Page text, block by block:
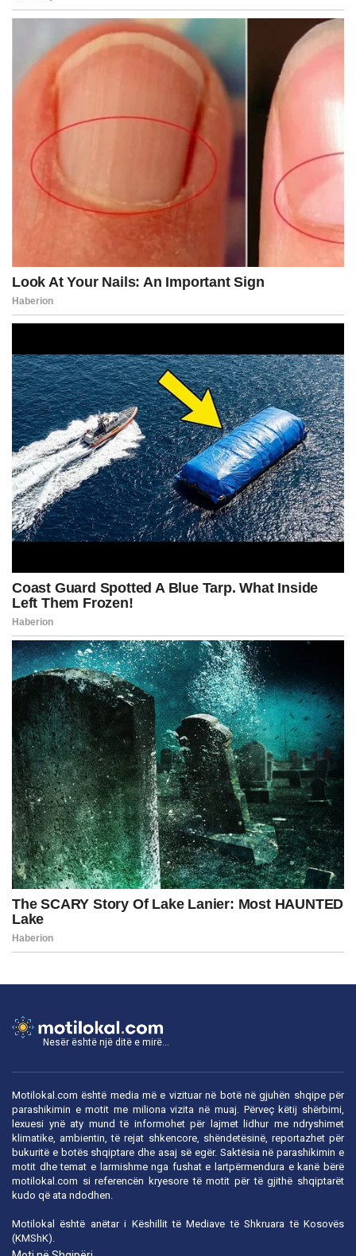
Nesër është një ditë e mirë...
Motilokal.com është media më e vizituar në botë në gjuhën shqipe për
parashikimin e motit me miliona vizita në muaj. Përveç këtij shërbimi,
lexuesi ynë aty mund të informohet për lajmet lidhur me ndryshimet
klimatike, ambientin, të rejat shkencore, shëndetësinë, reportazhet për
bukuritë e botës shqiptare dhe asaj së egër. Saktësia në parashikimin e
motit dhe temat e larmishme nga fushat e lartpërmendura e kanë bërë
motilokal.com si referencën kryesore të motit për të gjithë shqiptarët
kudo që ata ndodhen.
Motilokal është anëtar i Këshillit të Mediave të Shkruara të Kosovës
(KMShK).